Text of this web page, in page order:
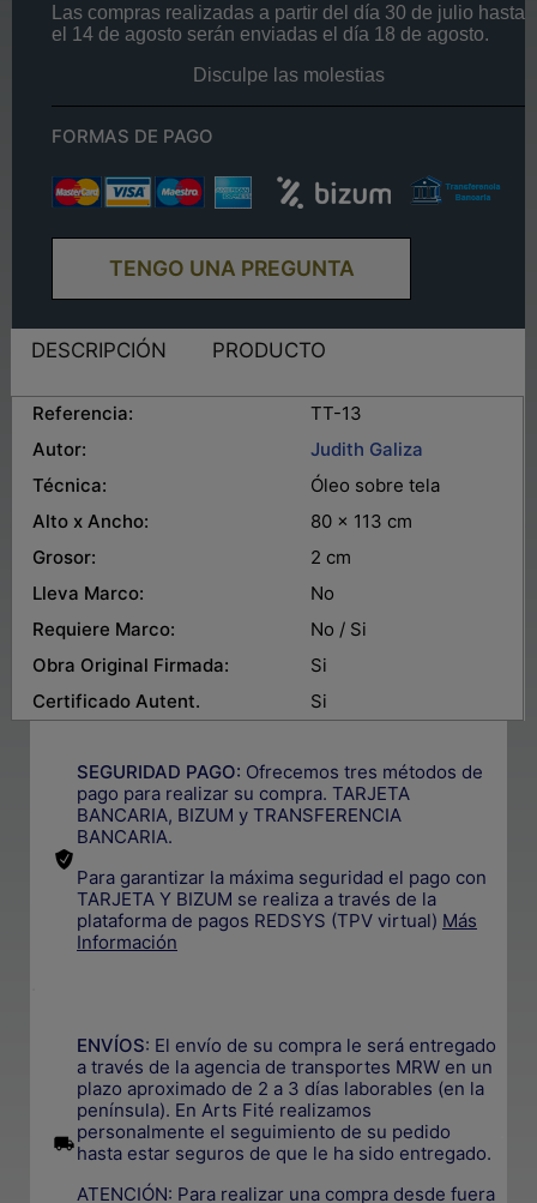
Las compras realizadas a partir del día 30 de julio hasta
el 14 de agosto serán enviadas el día 18 de agosto.
Disculpe las molestias
FORMAS DE PAGO
TENGO UNA PREGUNTA
DESCRIPCIÓN PRODUCTO
Referencia:
TT-13
Autor:
Judith Galiza
Técnica:
Óleo sobre tela
Alto x Ancho:
80 x 113 cm
Grosor:
2 cm
Lleva Marco:
No
Requiere Marco:
No / Si
Obra Original Firmada:
Si
Certificado Autent.
Si
SEGURIDAD PAGO: Ofrecemos tres métodos de
pago para realizar su compra. TARJETA
BANCARIA, BIZUM y TRANSFERENCIA
BANCARIA.
Para garantizar la máxima seguridad el pago con
TARJETA Y BIZUM se realiza a través de la
plataforma de pagos REDSYS (TPV virtual) Más
Información
ENVÍOS: El envío de su compra le será entregado
a través de la agencia de transportes MRW en un
plazo aproximado de 2 a 3 días laborables (en la
península). En Arts Fité realizamos
personalmente el seguimiento de su pedido
hasta estar seguros de que le ha sido entregado.
ATENCIÓN: Para realizar una compra desde fuera